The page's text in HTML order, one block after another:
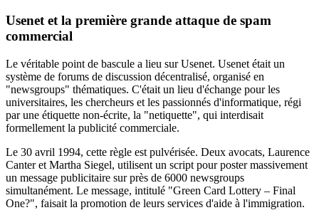
Usenet et la première grande attaque de spam
commercial
Le véritable point de bascule a lieu sur Usenet. Usenet était un
système de forums de discussion décentralisé, organisé en
"newsgroups" thématiques. C'était un lieu d'échange pour les
universitaires, les chercheurs et les passionnés d'informatique, régi
par une étiquette non-écrite, la "netiquette", qui interdisait
formellement la publicité commerciale.
Le 30 avril 1994, cette règle est pulvérisée. Deux avocats, Laurence
Canter et Martha Siegel, utilisent un script pour poster massivement
un message publicitaire sur près de 6000 newsgroups
simultanément. Le message, intitulé "Green Card Lottery – Final
One?", faisait la promotion de leurs services d'aide à l'immigration.